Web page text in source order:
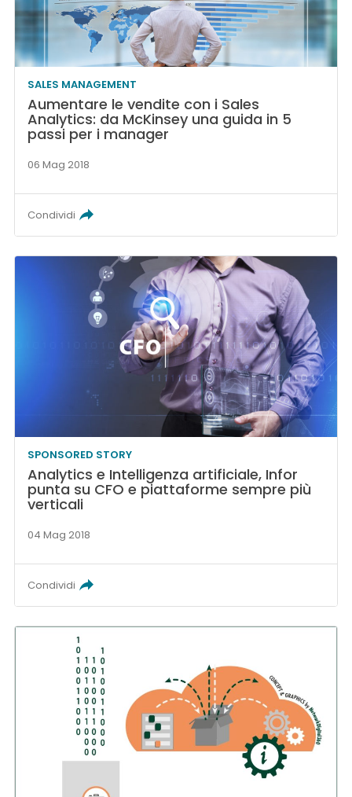
SALES MANAGEMENT
Aumentare le vendite con i Sales
Analytics: da McKinsey una guida in 5
passi per i manager
06 Mag 2018
Condividi
SPONSORED STORY
Analytics e Intelligenza artificiale, Infor
punta su CFO e piattaforme sempre più
verticali
04 Mag 2018
Condividi